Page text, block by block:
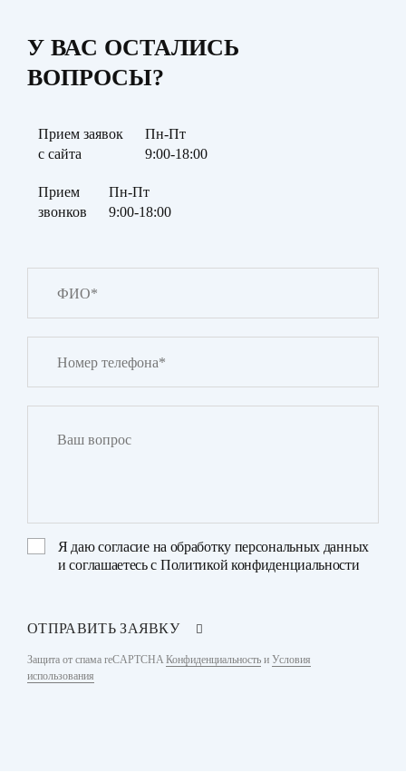
У ВАС ОСТАЛИСЬ
ВОПРОСЫ?
Прием заявок
с сайта
Пн-Пт
9:00-18:00
Прием
звонков
Пн-Пт
9:00-18:00
Я даюсогласие на обработку персональных данных
и соглашаетесь с Политикой конфиденциальности
ОТПРАВИТЬ ЗАЯВКУ
Защита от спама reCAPTCHAКонфиденциальность и Условия
использования